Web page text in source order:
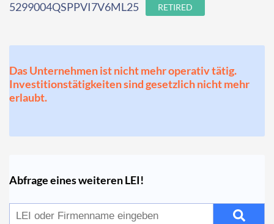
5299004QSPPVI7V6ML25 RETIRED
Das Unternehmen ist nicht mehr operativ tätig.
Investitionstätigkeiten sind gesetzlich nicht mehr
erlaubt.
Abfrage eines weiteren LEI!